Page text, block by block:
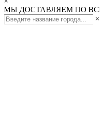
МЫ ДОСТАВЛЯЕМ ПО
×